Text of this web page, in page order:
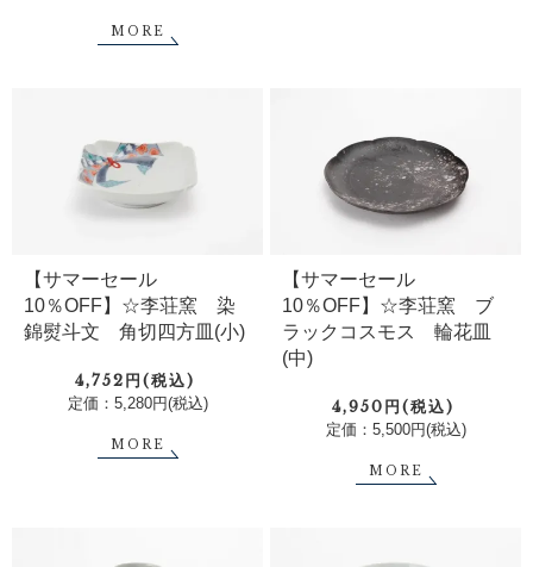
MORE
【サマーセール
10％OFF】☆李荘窯 染
錦熨斗文 角切四方皿(小)
4,752円(税込)
定価：5,280円(税込)
MORE
【サマーセール
10％OFF】☆李荘窯 ブ
ラックコスモス 輪花皿
(中)
4,950円(税込)
定価：5,500円(税込)
MORE